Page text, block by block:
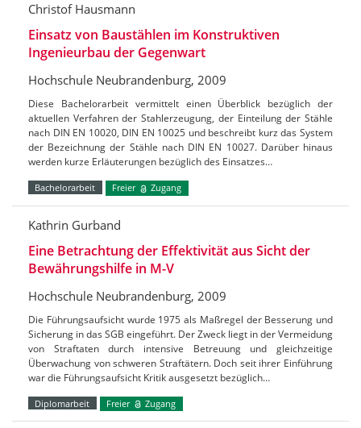
Christof Hausmann
Einsatz von Baustählen im Konstruktiven
Ingenieurbau der Gegenwart
Hochschule Neubrandenburg, 2009
Diese Bachelorarbeit vermittelt einen Überblick bezüglich der
aktuellen Verfahren der Stahlerzeugung, der Einteilung der Stähle
nach DIN EN 10020, DIN EN 10025 und beschreibt kurz das System
der Bezeichnung der Stähle nach DIN EN 10027. Darüber hinaus
werden kurze Erläuterungen bezüglich des Einsatzes…
Bachelorarbeit Freier Zugang
Kathrin Gurband
Eine Betrachtung der Effektivität aus Sicht der
Bewährungshilfe in M-V
Hochschule Neubrandenburg, 2009
Die Führungsaufsicht wurde 1975 als Maßregel der Besserung und
Sicherung in das SGB eingeführt. Der Zweck liegt in der Vermeidung
von Straftaten durch intensive Betreuung und gleichzeitige
Überwachung von schweren Straftätern. Doch seit ihrer Einführung
war die Führungsaufsicht Kritik ausgesetzt bezüglich…
Diplomarbeit Freier Zugang